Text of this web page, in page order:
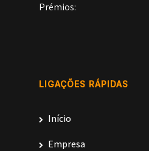
Prémios:
LIGAÇÕES RÁPIDAS
Início
Empresa